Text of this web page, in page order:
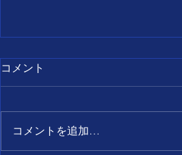
7月28日
【誕生日の名言】 すべて
ればチャンスとなり、 後ろ
向きに考えればピンチとなる。
コメント
コメントを追加…